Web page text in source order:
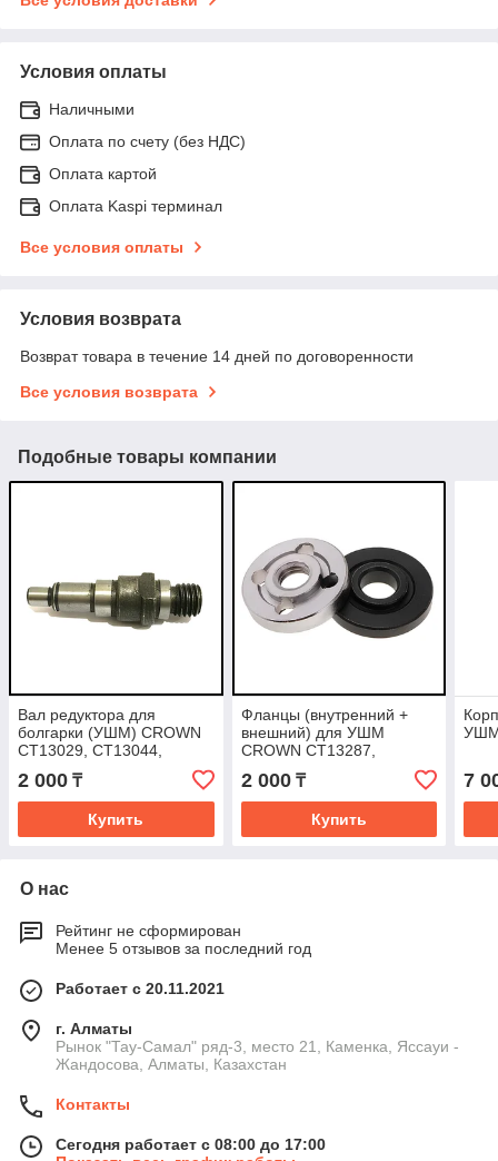
Условия оплаты
Наличными
Оплата по счету (без НДС)
Оплата картой
Оплата Kaspi терминал
Все условия оплаты
Условия возврата
Возврат товара в течение 14 дней по договоренности
Все условия возврата
Подобные товары компании
Вал редуктора для
болгарки (УШМ) CROWN
CT13029, CT13044,
CT13301, CT13330
2 000 ₸
Купить
Фланцы (внутренний +
внешний) для УШМ
CROWN CT13287,
2 000₸
Купить
УШМ
7
О нас
Рейтинг не сформирован
Менее 5 отзывов за последний год
Работает с 20.11.2021
г. Алматы
Рынок "Тау-Самал" ряд-3, место 21, Каменка, Яссауи -
Жандосова, Алматы, Казахстан
Контакты
Сегодня работает с 08:00 до 17:00